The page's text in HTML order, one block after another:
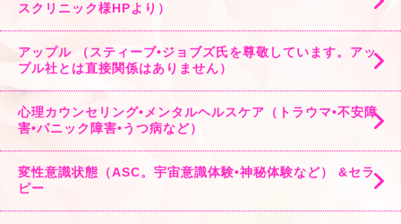
スクリニック様HPより）
アップル （スティーブ•ジョブズ氏を尊敬しています。アッ
プル社とは直接関係はありません）
心理カウンセリング•メンタルヘルスケア（トラウマ•不安障
害•パニック障害•うつ病など）
変性意識状態（ASC。宇宙意識体験•神秘体験など） &セラ
ピー